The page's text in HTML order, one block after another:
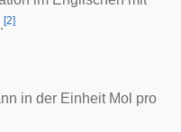
[2]
in der Einheit Mol pro